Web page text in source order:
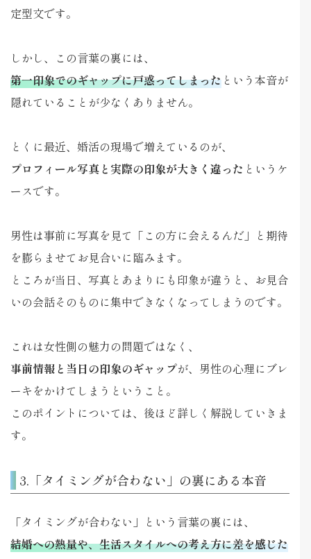
定型文です。
しかし、この言葉の裏には、
第一印象でのギャップに戸惑ってしまった という本音が
隠れていることが少なくありません。
とくに最近、婚活の現場で増えているのが、
プロフィール写真と実際の印象が大きく違った というケ
ースです。
男性は事前に写真を見て「この方に会えるんだ」と期待
を膨らませてお見合いに臨みます。
ところが当日、写真とあまりにも印象が違うと、お見合
いの会話そのものに集中できなくなってしまうのです。
これは女性側の魅力の問題ではなく、
事前情報と当日の印象のギャップが、男性の心理にブレ
ーキをかけてしまうということ。
このポイントについては、後ほど詳しく解説していきま
す。
3.「タイミングが合わない」の裏にある本音
「タイミングが合わない」という言葉の裏には、
結婚への熱量や、生活スタイルへの考え方に差を感じた